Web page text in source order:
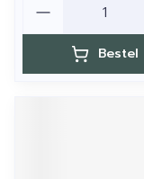
Bestel